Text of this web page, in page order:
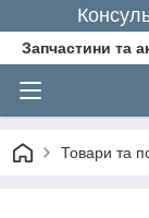
Запчастини та
Товари та